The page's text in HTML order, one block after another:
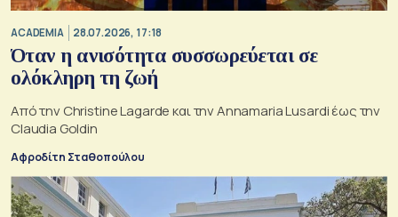
ACADEMIA 28.07.2026, 17:18
Όταν η ανισότητα συσσωρεύεται σε
ολόκληρη τη ζωή
Από την Christine Lagarde και την Annamaria Lusardi έως την
Claudia Goldin
Αφροδίτη Σταθοπούλου